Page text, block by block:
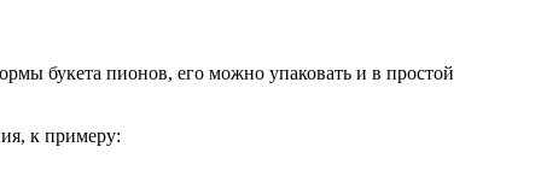
букета пионов, его можно упаковать и в простой
к примеру: